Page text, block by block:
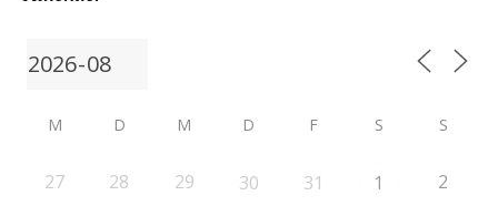
M D M D F S S
27 28 29 30 31 1 2